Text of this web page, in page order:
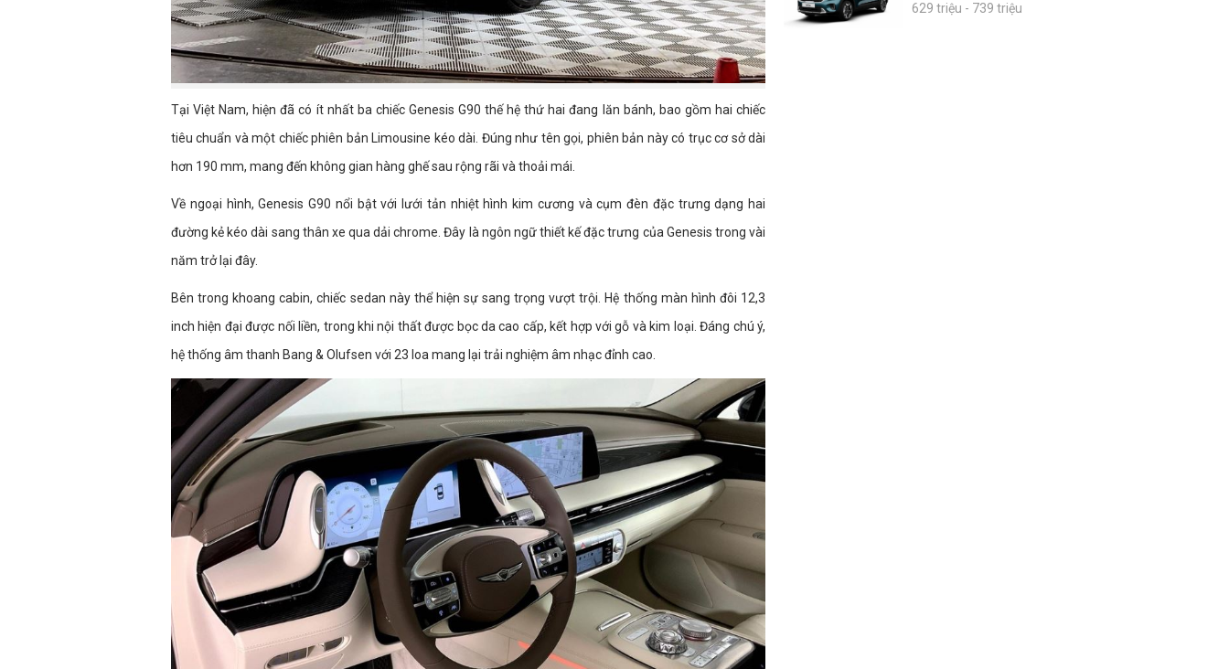
Tại Việt Nam, hiện đã có ít nhất ba chiếc Genesis G90 thế hệ thứ hai đang lăn bánh, bao gồm hai chiếc
tiêu chuẩn và một chiếc phiên bản Limousine kéo dài. Đúng như tên gọi, phiên bản này có trục cơ sở dài
hơn 190 mm, mang đến không gian hàng ghế sau rộng rãi và thoải mái.
Về ngoại hình, Genesis G90 nổi bật với lưới tản nhiệt hình kim cương và cụm đèn đặc trưng dạng hai
đường kẻ kéo dài sang thân xe qua dải chrome. Đây là ngôn ngữ thiết kế đặc trưng của Genesis trong vài
năm trở lại đây.
Bên trong khoang cabin, chiếc sedan này thể hiện sự sang trọng vượt trội. Hệ thống màn hình đôi 12,3
inch hiện đại được nối liền, trong khi nội thất được bọc da cao cấp, kết hợp với gỗ và kim loại. Đáng chú ý,
hệ thống âm thanh Bang & Olufsen với 23 loa mang lại trải nghiệm âm nhạc đỉnh cao.
629 triệu - 739 triệu